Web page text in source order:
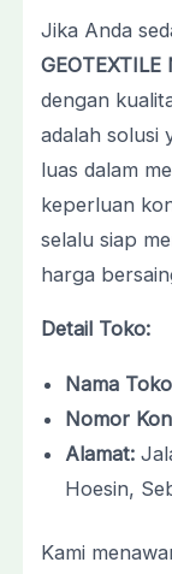
Jika Anda
dengan
adalah solusi
luas dalam
keperluan
selalu siap
harga
Detail Toko:
Nama
Nomor
Alamat:
Hoesin,
Kami